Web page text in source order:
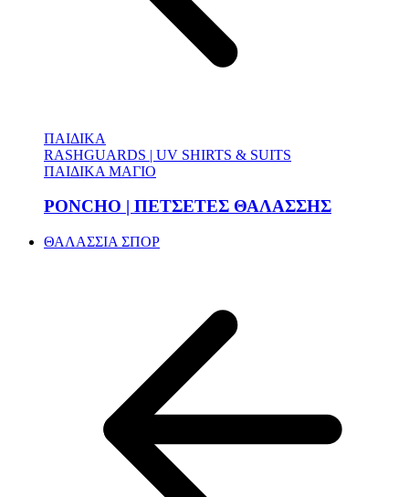
ΠΑΙΔΙΚΑ
RASHGUARDS | UV SHIRTS & SUITS
ΠΑΙΔΙΚΑ ΜΑΓΙΟ
PONCHO | ΠΕΤΣΕΤΕΣ ΘΑΛΑΣΣΗΣ
ΘΑΛΑΣΣΙΑ ΣΠΟΡ